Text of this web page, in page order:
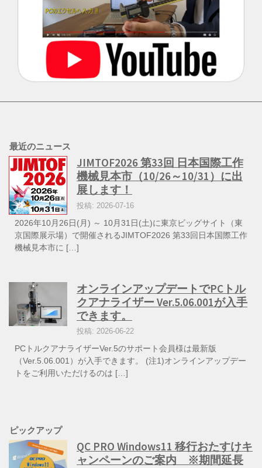
最近のニュース
JIMTOF2026 第33回 日本国際工作
機械見本市（10/26～10/31）に出
展します！
投稿: 2026-07-16
2026年10月26日(月) ～ 10月31日(土)に東京ビッグサイト（東
京国際展示場）で開催されるJIMTOF2026 第33回日本国際工作
機械見本市に […]
オンラインアップデートでPCトル
クアナライザー Ver.5.06.001が入手
できます。
投稿: 2026-06-22
PCトルクアナライザーVer.5のサポート会員様は最新版
（Ver.5.06.001）が入手できます。 (注1)オンラインアップデー
トをご利用いただけるのは […]
ピックアップ
QC PRO Windows11 移行おたすけキ
ャンペーンのご案内 ※期間延長